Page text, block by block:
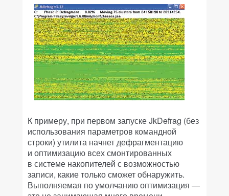
К примеру, при первом запуске JkDefrag (без
использования параметров командной
строки) утилита начнет дефрагментацию
и оптимизацию всех смонтированных
в системе накопителей с возможностью
записи, какие только сможет обнаружить.
Выполняемая по умолчанию оптимизация —